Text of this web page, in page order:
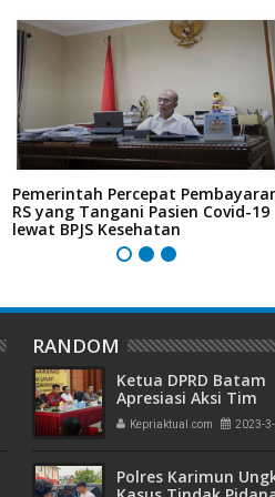
Pemerintah Percepat
RS yang Tangani Pasien Covid-19
lewat BPJS Kesehatan
RANDOM
Ketua DPRD Batam
Apresiasi Aksi Tim
Gabungan di
AcehKepriaktual.com 2023-
Polres Karimun